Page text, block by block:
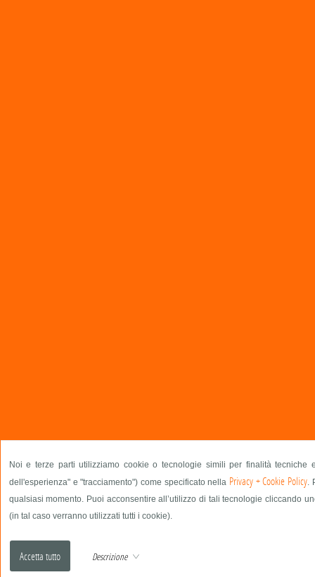
Noi e terze parti utilizziamo cookie o tecnologie simili per finalità
dell'esperienza" e "tracciamento") come specificato nella Privacy + Cookie Policy.
qualsiasi momento. Puoi acconsentire all’utilizzo di tali tecnologie cliccando
(in tal caso verranno utilizzati tutti i cookie).
Descrizione